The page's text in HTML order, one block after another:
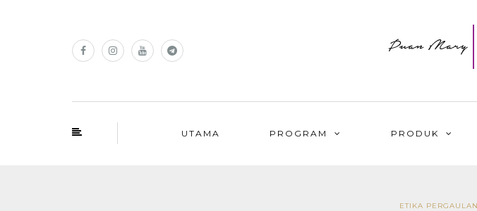
UTAMA PROGRAM PRODUK
ETIKA PERGAULAN